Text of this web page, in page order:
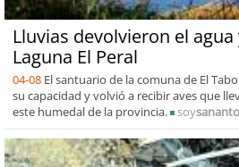
Lluvias devolvieron el
Laguna El Peral
04-08 El santuario de la comuna de El
su capacidad y volvió a recibir aves que
este humedal de la provincia.
soy